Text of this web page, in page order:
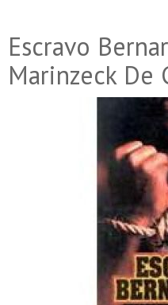
Escravo
Marinzeck De